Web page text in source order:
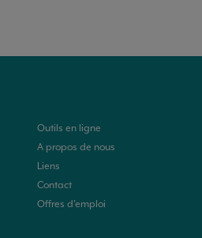
Outils en ligne
A propos de nous
Liens
Contact
Offres d'emploi